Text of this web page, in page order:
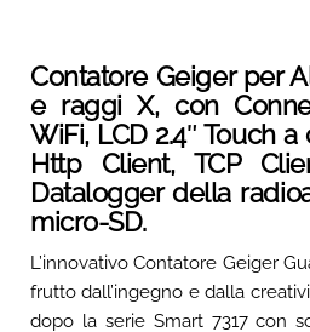
Contatore Geiger per
e raggi X, con
WiFi, LCD 2.4″ Touch
Http Client, TCP
Datalogger della
micro-SD.
L’innovativo Contatore Geiger
frutto dall’ingegno e dalla
dopo la serie Smart 7317 con